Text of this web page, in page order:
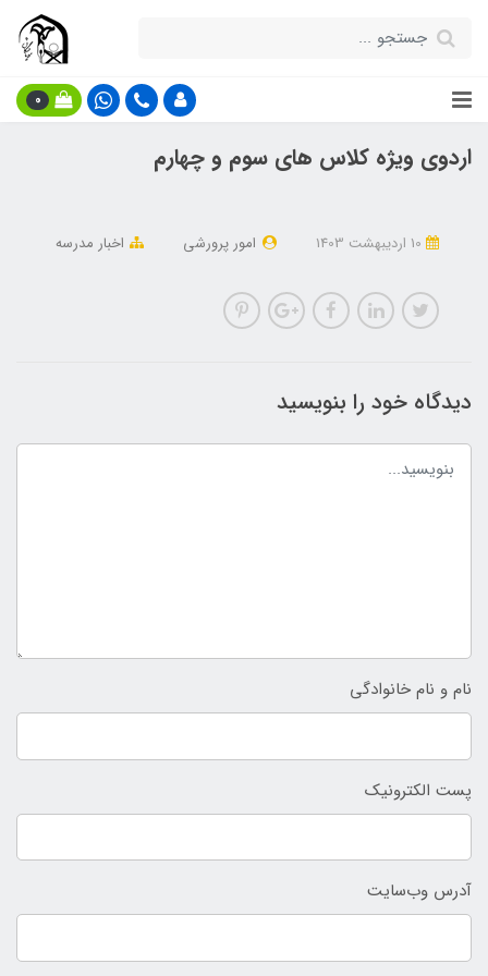
0
اردوی ویژه کلاس های سوم و چهارم
امور پرورشی اخبار مدرسه
دیدگاه خود را بنویسید
نام و نام خانوادگی
پست الکترونیک
آدرس وب‌سایت